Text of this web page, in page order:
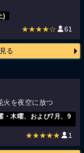
)
★★★★☆ 61
る
火を夜空に放つ
・木曜、および7月、9
★★★★★ 1